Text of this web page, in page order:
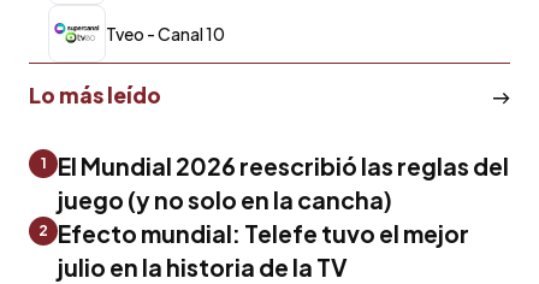
Tveo - Canal 10
Lo más leído
1
El Mundial 2026 reescribió las reglas del
juego (y no solo en la cancha)
2
Efecto mundial: Telefe tuvo el mejor
julio en la historia de la TV